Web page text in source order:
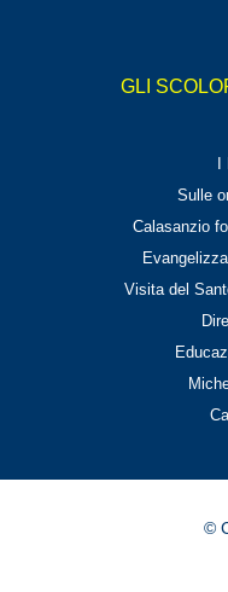
GLI
Sulle
Calasanzio
Visita del
©